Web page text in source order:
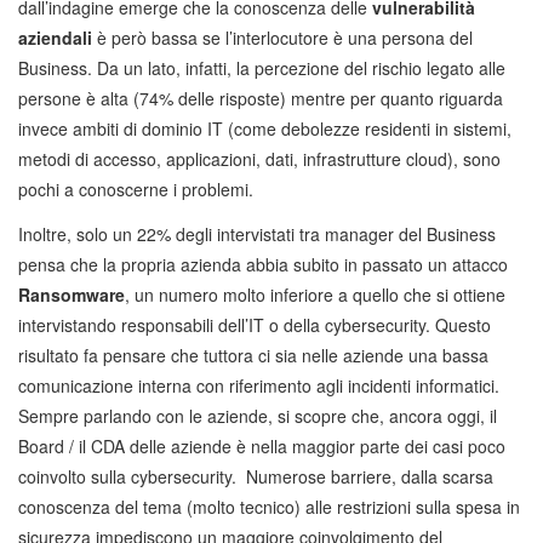
dall’indagine emerge che la conoscenza delle vulnerabilità
aziendali è però bassa se l’interlocutore è una persona del
Business. Da un lato, infatti, la percezione del rischio legato alle
persone è alta (74% delle risposte) mentre per quanto riguarda
invece ambiti di dominio IT (come debolezze residenti in sistemi,
metodi di accesso, applicazioni, dati, infrastrutture cloud), sono
pochi a conoscerne i problemi.
Inoltre, solo un 22% degli intervistati tra manager del Business
pensa che la propria azienda abbia subito in passato un attacco
Ransomware, un numero molto inferiore a quello che si ottiene
intervistando responsabili dell’IT o della cybersecurity. Questo
risultato fa pensare che tuttora ci sia nelle aziende una bassa
comunicazione interna con riferimento agli incidenti informatici.
Sempre parlando con le aziende, si scopre che, ancora oggi, il
Board / il CDA delle aziende è nella maggior parte dei casi poco
coinvolto sulla cybersecurity. Numerose barriere, dalla scarsa
conoscenza del tema (molto tecnico) alle restrizioni sulla spesa in
sicurezza impediscono un maggiore coinvolgimento del